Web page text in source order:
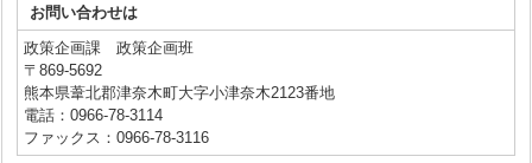
お問い合わせは
政策企画課 政策企画班
〒869-5692
熊本県葦北郡津奈木町大字小津奈木2123番地
電話：0966-78-3114
ファックス：0966-78-3116